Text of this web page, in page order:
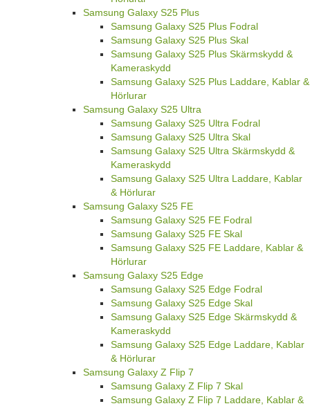
Samsung Galaxy S25 Plus
Samsung Galaxy S25 Plus Fodral
Samsung Galaxy S25 Plus Skal
Samsung Galaxy S25 Plus Skärmskydd &
Kameraskydd
Samsung Galaxy S25 Plus Laddare, Kablar &
Hörlurar
Samsung Galaxy S25 Ultra
Samsung Galaxy S25 Ultra Fodral
Samsung Galaxy S25 Ultra Skal
Samsung Galaxy S25 Ultra Skärmskydd &
Kameraskydd
Samsung Galaxy S25 Ultra Laddare, Kablar
& Hörlurar
Samsung Galaxy S25 FE
Samsung Galaxy S25 FE Fodral
Samsung Galaxy S25 FE Skal
Samsung Galaxy S25 FE Laddare, Kablar &
Hörlurar
Samsung Galaxy S25 Edge
Samsung Galaxy S25 Edge Fodral
Samsung Galaxy S25 Edge Skal
Samsung Galaxy S25 Edge Skärmskydd &
Kameraskydd
Samsung Galaxy S25 Edge Laddare, Kablar
& Hörlurar
Samsung Galaxy Z Flip 7
Samsung Galaxy Z Flip 7 Skal
Samsung Galaxy Z Flip 7 Laddare, Kablar &